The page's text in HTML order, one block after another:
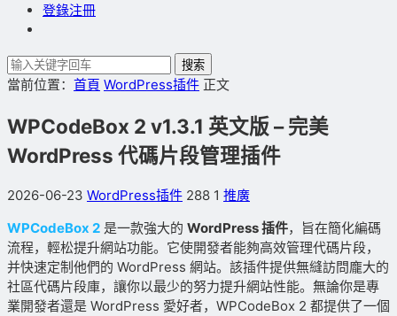
登錄注冊
搜索
當前位置： 首頁 WordPress插件 正文
WPCodeBox 2 v1.3.1 英文版 – 完美
WordPress 代碼片段管理插件
2026-06-23 WordPress插件 288 1 推廣
WPCodeBox 2 是一款強大的 WordPress 插件，旨在簡化編碼
流程，輕松提升網站功能。它使開發者能夠高效管理代碼片段，
并快速定制他們的 WordPress 網站。該插件提供無縫訪問龐大的
社區代碼片段庫，讓你以最少的努力提升網站性能。無論你是專
業開發者還是 WordPress 愛好者，WPCodeBox 2 都提供了一個